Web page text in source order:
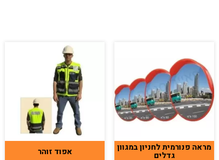
מראה פנורמית לחניון במגוון
גדלים אפוד זוהר